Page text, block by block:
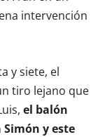
intervención
y siete, el
tiro lejano que
el balón
y este